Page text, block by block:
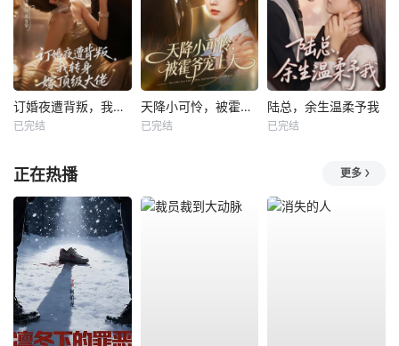
订婚夜遭背叛，我转身嫁顶级大佬
已完结
天降小可怜，被霍爷宠上天
已完结
陆总，余生温柔予我
已完结
正在热播 更多